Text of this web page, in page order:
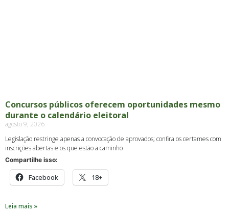
Concursos públicos oferecem oportunidades mesmo
durante o calendário eleitoral
agosto 9, 2026
Legislação restringe apenas a convocação de aprovados; confira os certames com
inscrições abertas e os que estão a caminho
Compartilhe isso:
Facebook 18+
Leia mais »